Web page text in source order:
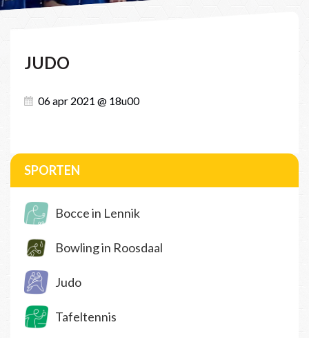
JUDO
06 apr 2021 @ 18u00
SPORTEN
Bocce in Lennik
Bowling in Roosdaal
Judo
Tafeltennis